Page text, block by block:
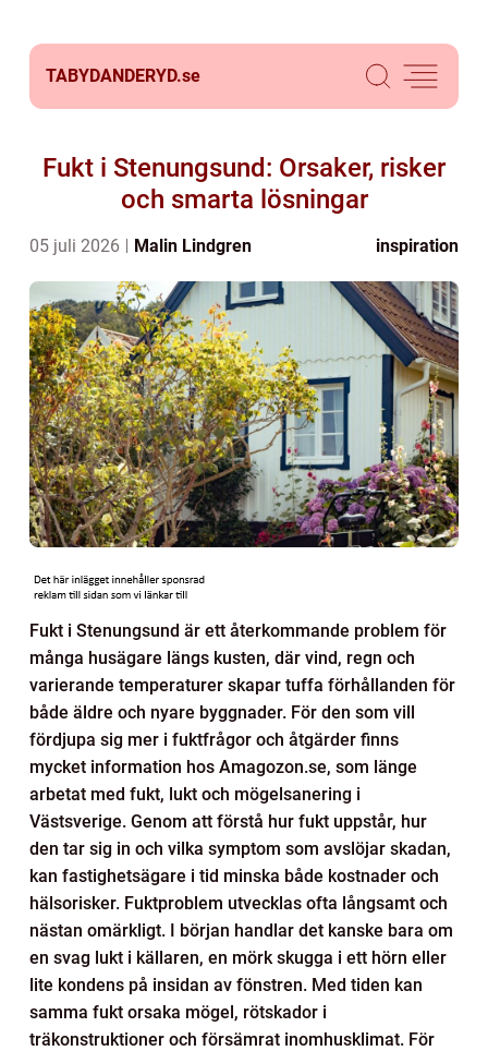
TABYDANDERYD.se
Fukt i Stenungsund: Orsaker, risker
och smarta lösningar
05 juli 2026 Malin Lindgren inspiration
Fukt i Stenungsund är ett återkommande problem för
många husägare längs kusten, där vind, regn och
varierande temperaturer skapar tuffa förhållanden för
både äldre och nyare byggnader. För den som vill
fördjupa sig mer i fuktfrågor och åtgärder finns
mycket information hos Amagozon.se, som länge
arbetat med fukt, lukt och mögelsanering i
Västsverige. Genom att förstå hur fukt uppstår, hur
den tar sig in och vilka symptom som avslöjar skadan,
kan fastighetsägare i tid minska både kostnader och
hälsorisker. Fuktproblem utvecklas ofta långsamt och
nästan omärkligt. I början handlar det kanske bara om
en svag lukt i källaren, en mörk skugga i ett hörn eller
lite kondens på insidan av fönstren. Med tiden kan
samma fukt orsaka mögel, rötskador i
träkonstruktioner och försämrat inomhusklimat. För